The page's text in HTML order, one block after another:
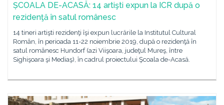
ȘCOALA DE-ACASĂ: 14 artişti expun la ICR după o
rezidenţă în satul românesc
14 tineri artişti rezidenţi îşi expun lucrările la Institutul Cultural
Român, în perioada 11-22 noiembrie 2019, după o rezidenţă în
satul românesc Hundorf (azi Viişoara, judeţul Mureş, între
Sighişoara şi Mediaş), în cadrul proiectului Şcoala de-Acasă.